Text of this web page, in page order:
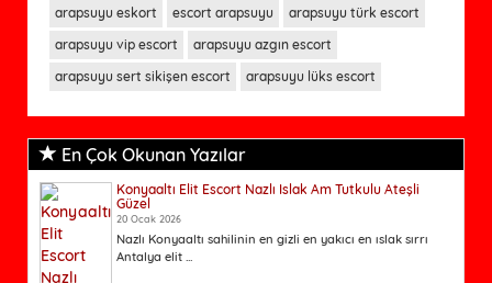
arapsuyu eskort
escort arapsuyu
arapsuyu türk escort
arapsuyu vip escort
arapsuyu azgın escort
arapsuyu sert sikişen escort
arapsuyu lüks escort
En Çok Okunan Yazılar
Konyaaltı Elit Escort Nazlı Islak Am Tutkulu Ateşli
Güzel
20 Ocak 2026
Nazlı Konyaaltı sahilinin en gizli en yakıcı en ıslak sırrı
Antalya elit ...